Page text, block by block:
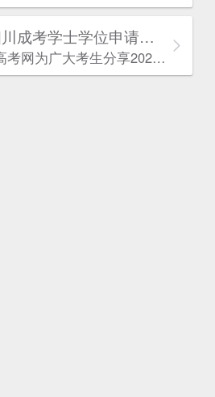
2025年‌‌‌‌四川成考学士学位申请条件
四川成人高考网​为广大考生分享2025年‌‌‌‌四川成考学士学位申请条件。为广大在职人员和社会人士提供学历提升的机会。更多四川成考考试信息，欢迎在线访问四川成人高考网。